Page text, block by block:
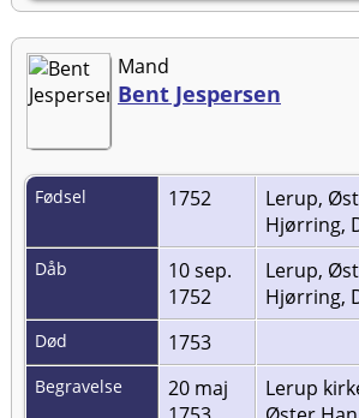
Mand
Bent Jespersen
Fødsel 1752
Lerup,
Hjørring,
Dåb
10 sep.
1752
Lerup,
Hjørring,
Død 1753
Begravelse
20 maj
Lerup